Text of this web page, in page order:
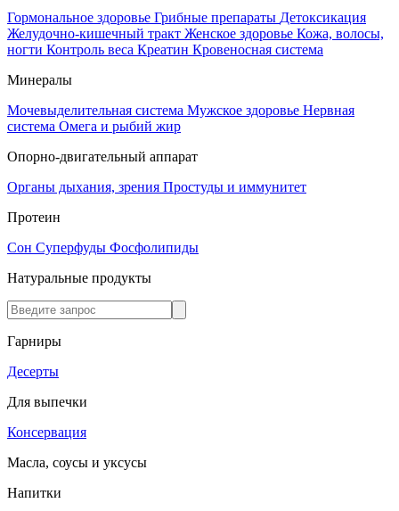
Гормональное здоровье Грибные препараты Детоксикация
Желудочно-кишечный тракт Женское здоровье Кожа, волосы,
ногти Контроль веса Креатин Кровеносная система
Минералы
Мочевыделительная система Мужское здоровье Нервная
система Омега и рыбий жир
Опорно-двигательный аппарат
Органы дыхания, зрения Простуды и иммунитет
Протеин
Сон Суперфуды Фосфолипиды
Натуральные продукты
Гарниры
Десерты
Для выпечки
Консервация
Масла, соусы и уксусы
Напитки